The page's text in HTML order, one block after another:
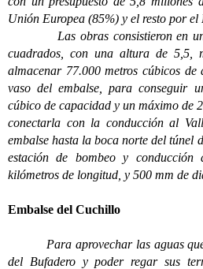
Unión Europea (85%) y el resto por el
Las obras consistieron en un
cuadrados, con una altura de
almacenar 77.000 metros cúbicos
vaso del embalse, para conseguir
cúbico de capacidad y un máximo de
conectarla con la conducción al
embalse hasta la boca norte del túnel
estación de bombeo y
kilómetros de longitud, y 500 mm de
Embalse del Cuchillo
Para aprovechar las aguas que
del Bufadero y poder regar sus